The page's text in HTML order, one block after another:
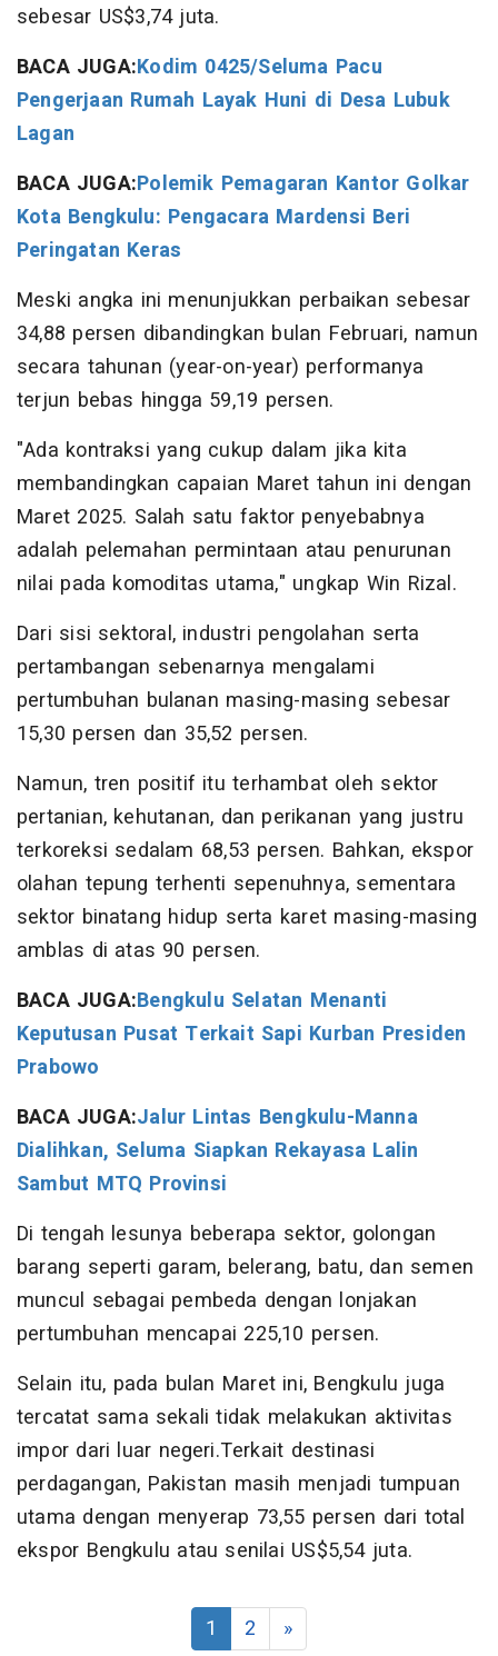
sebesar US$3,74 juta.
BACA JUGA:Kodim 0425/Seluma Pacu
Pengerjaan Rumah Layak Huni di Desa Lubuk
Lagan
BACA JUGA:Polemik Pemagaran Kantor Golkar
Kota Bengkulu: Pengacara Mardensi Beri
Peringatan Keras
Meski angka ini menunjukkan perbaikan sebesar
34,88 persen dibandingkan bulan Februari, namun
secara tahunan (year-on-year) performanya
terjun bebas hingga 59,19 persen.
"Ada kontraksi yang cukup dalam jika kita
membandingkan capaian Maret tahun ini dengan
Maret 2025. Salah satu faktor penyebabnya
adalah pelemahan permintaan atau penurunan
nilai pada komoditas utama," ungkap Win Rizal.
Dari sisi sektoral, industri pengolahan serta
pertambangan sebenarnya mengalami
pertumbuhan bulanan masing-masing sebesar
15,30 persen dan 35,52 persen.
Namun, tren positif itu terhambat oleh sektor
pertanian, kehutanan, dan perikanan yang justru
terkoreksi sedalam 68,53 persen. Bahkan, ekspor
olahan tepung terhenti sepenuhnya, sementara
sektor binatang hidup serta karet masing-masing
amblas di atas 90 persen.
BACA JUGA:Bengkulu Selatan Menanti
Keputusan Pusat Terkait Sapi Kurban Presiden
Prabowo
BACA JUGA:Jalur Lintas Bengkulu-Manna
Dialihkan, Seluma Siapkan Rekayasa Lalin
Sambut MTQ Provinsi
Di tengah lesunya beberapa sektor, golongan
barang seperti garam, belerang, batu, dan semen
muncul sebagai pembeda dengan lonjakan
pertumbuhan mencapai 225,10 persen.
Selain itu, pada bulan Maret ini, Bengkulu juga
tercatat sama sekali tidak melakukan aktivitas
impor dari luar negeri.Terkait destinasi
perdagangan, Pakistan masih menjadi tumpuan
utama dengan menyerap 73,55 persen dari total
ekspor Bengkulu atau senilai US$5,54 juta.
1 2 »